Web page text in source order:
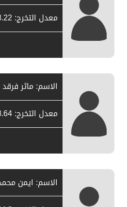
معدل التخرج: 68.22
الاسم: ماثر
معدل التخرج: 78.64
الاسم: ايمن